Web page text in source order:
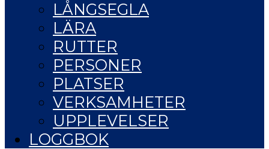
LÅNGSEGLA
LÄRA
RUTTER
PERSONER
PLATSER
VERKSAMHETER
UPPLEVELSER
LOGGBOK